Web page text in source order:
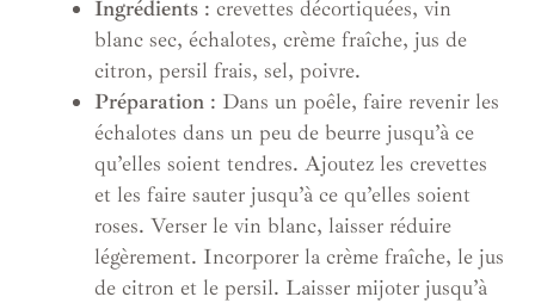
Ingrédients : crevettes décortiquées, vin
blanc sec, échalotes, crème fraîche, jus de
citron, persil frais, sel, poivre.
Préparation : Dans un poêle, faire revenir les
échalotes dans un peu de beurre jusqu’à ce
qu’elles soient tendres. Ajoutez les crevettes
et les faire sauter jusqu’à ce qu’elles soient
roses. Verser le vin blanc, laisser réduire
légèrement. Incorporer la crème fraîche, le jus
de citron et le persil. Laisser mijoter jusqu’à